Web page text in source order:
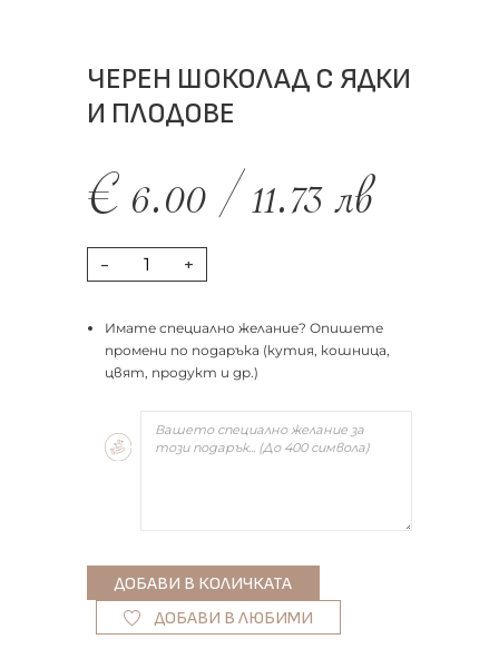
ЧЕРЕН ШОКОЛАД С ЯДКИ
И ПЛОДОВЕ
€6.00/11.73лв
- +
Имате специално желание? Опишете
промени по подаръка (кутия, кошница,
цвят, продукт и др.)
ДОБАВИ В ЛЮБИМИ